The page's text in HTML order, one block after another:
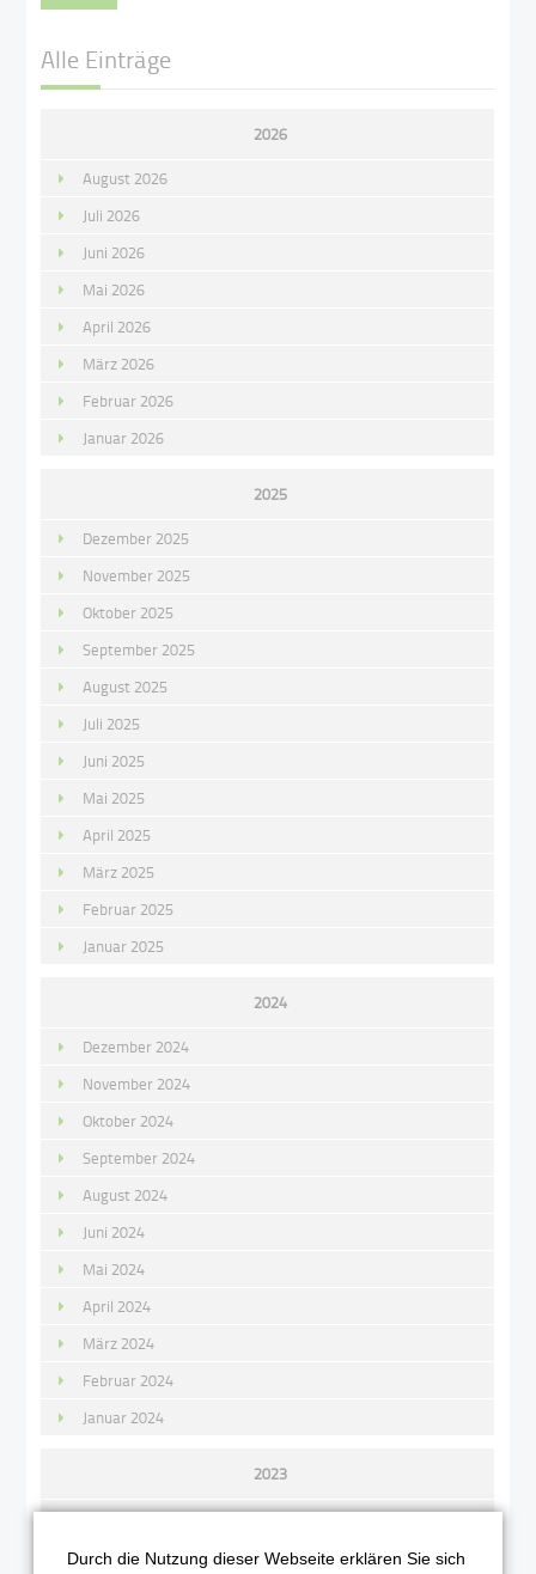
Alle Einträge
2026
August 2026
Juli 2026
Juni 2026
Mai 2026
April 2026
März 2026
Februar 2026
Januar 2026
2025
Dezember 2025
November 2025
Oktober 2025
September 2025
August 2025
Juli 2025
Juni 2025
Mai 2025
April 2025
März 2025
Februar 2025
Januar 2025
2024
Dezember 2024
November 2024
Oktober 2024
September 2024
August 2024
Juni 2024
Mai 2024
April 2024
März 2024
Februar 2024
Januar 2024
2023
Dezember 2023
November 2023
Durch die Nutzung dieser Webseite erklären Sie sich